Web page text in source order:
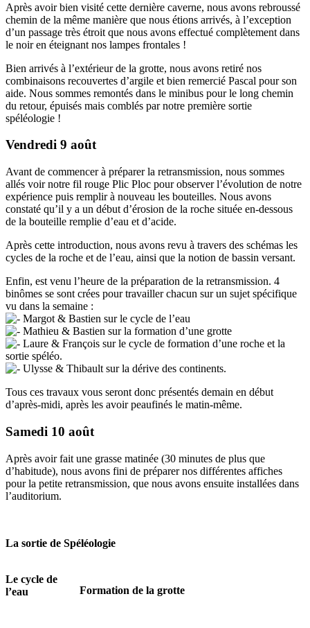
Après avoir bien visité cette dernière caverne, nous avons rebroussé
chemin de la même manière que nous étions arrivés, à l’exception
d’un passage très étroit que nous avons effectué complètement dans
le noir en éteignant nos lampes frontales !
Bien arrivés à l’extérieur de la grotte, nous avons retiré nos
combinaisons recouvertes d’argile et bien remercié Pascal pour son
aide. Nous sommes remontés dans le minibus pour le long chemin
du retour, épuisés mais comblés par notre première sortie
spéléologie !
Vendredi 9 août
Avant de commencer à préparer la retransmission, nous sommes
allés voir notre fil rouge Plic Ploc pour observer l’évolution de notre
expérience puis remplir à nouveau les bouteilles. Nous avons
constaté qu’il y a un début d’érosion de la roche située en-dessous
de la bouteille remplie d’eau et d’acide.
Après cette introduction, nous avons revu à travers des schémas les
cycles de la roche et de l’eau, ainsi que la notion de bassin versant.
Enfin, est venu l’heure de la préparation de la retransmission. 4
binômes se sont crées pour travailler chacun sur un sujet spécifique
vu dans la semaine :
Margot & Bastien sur le cycle de l’eau
Mathieu & Bastien sur la formation d’une grotte
Laure & François sur le cycle de formation d’une roche et la
sortie spéléo.
Ulysse & Thibault sur la dérive des continents.
Tous ces travaux vous seront donc présentés demain en début
d’après-midi, après les avoir peaufinés le matin-même.
Samedi 10 août
Après avoir fait une grasse matinée (30 minutes de plus que
d’habitude), nous avons fini de préparer nos différentes affiches
pour la petite retransmission, que nous avons ensuite installées dans
l’auditorium.
La sortie de Spéléologie
Formation de la grotte
Le cycle de
l’eau